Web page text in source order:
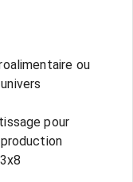
ou
pour